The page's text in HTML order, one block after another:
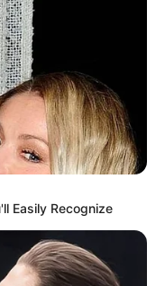
Easily Recognize